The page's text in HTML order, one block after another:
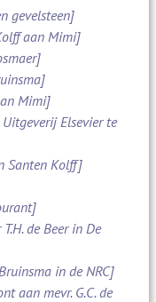
gevelsteen]
aan Mimi]
Mimi]
Elsevier te
Santen Kolff]
de Beer in De
in de NRC]
aan mevr. G.C. de